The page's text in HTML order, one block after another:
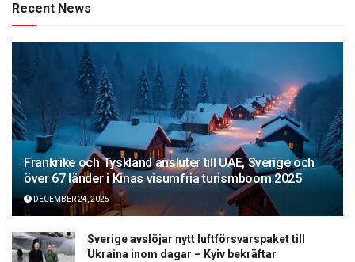
Recent News
Frankrike och Tyskland ansluter till UAE, Sverige och
över 67 länder i Kinas visumfria turismboom 2025
DECEMBER 24, 2025
Sverige avslöjar nytt luftförsvarspaket till
Ukraina inom dagar – Kyiv bekräftar